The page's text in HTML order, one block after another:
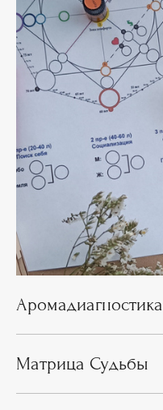
Аромадиагностика
Матрица Судьбы